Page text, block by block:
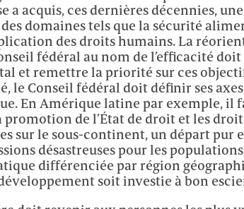
a acquis, ces dernières décennies,
domaines tels que la sécurité
des droits humains. La
fédéral au nom de l’efficacité
et remettre la priorité sur ces
le Conseil fédéral doit définir ses
En Amérique latine par exemple, il
promotion de l’État de droit et les
sur le sous-continent, un départ pur
désastreuses pour les
différenciée par région
soit investie à bon